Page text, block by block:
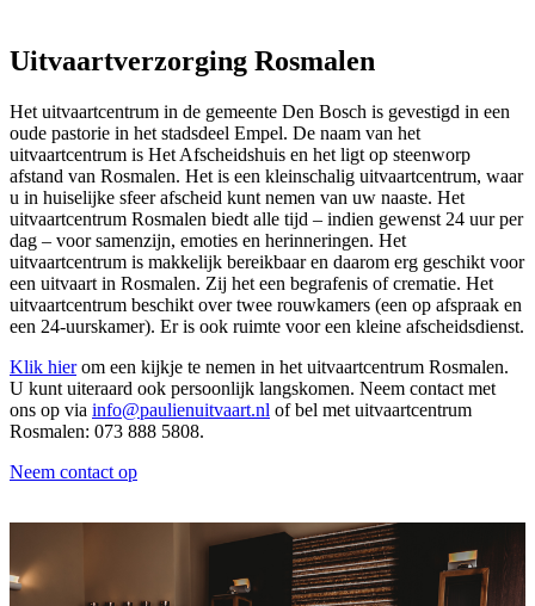
Uitvaartverzorging Rosmalen
Het uitvaartcentrum in de gemeente Den Bosch is gevestigd in een
oude pastorie in het stadsdeel Empel. De naam van het
uitvaartcentrum is Het Afscheidshuis en het ligt op steenworp
afstand van Rosmalen. Het is een kleinschalig uitvaartcentrum, waar
u in huiselijke sfeer afscheid kunt nemen van uw naaste. Het
uitvaartcentrum Rosmalen biedt alle tijd – indien gewenst 24 uur per
dag – voor samenzijn, emoties en herinneringen. Het
uitvaartcentrum is makkelijk bereikbaar en daarom erg geschikt voor
een uitvaart in Rosmalen. Zij het een begrafenis of crematie. Het
uitvaartcentrum beschikt over twee rouwkamers (een op afspraak en
een 24-uurskamer). Er is ook ruimte voor een kleine afscheidsdienst.
Klik hierom een kijkje te nemen in het uitvaartcentrum Rosmalen.
U kunt uiteraard ook persoonlijk langskomen. Neem contact met
ons op via info@paulienuitvaart.nl of bel met uitvaartcentrum
Rosmalen: 073 888 5808.
Neem contact op